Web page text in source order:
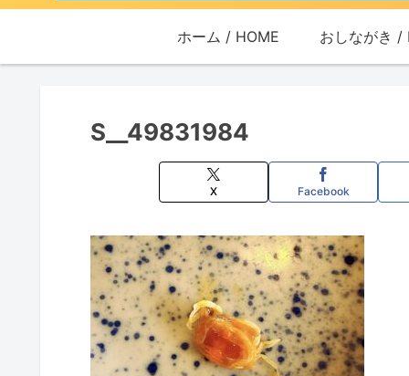
ホーム / HOME おしながき /
S__49831984
X Facebook